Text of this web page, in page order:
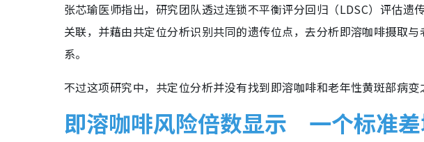
张芯瑜医师指出，研究团队透过连锁不平衡评分回归（LDSC）评估遗
关联，并藉由共定位分析识别共同的遗传位点，去分析即溶咖啡摄取
系。
不过这项研究中，共定位分析并没有找到即溶咖啡和老年性黄斑部病变
即溶咖啡风险倍数显示 一个标准